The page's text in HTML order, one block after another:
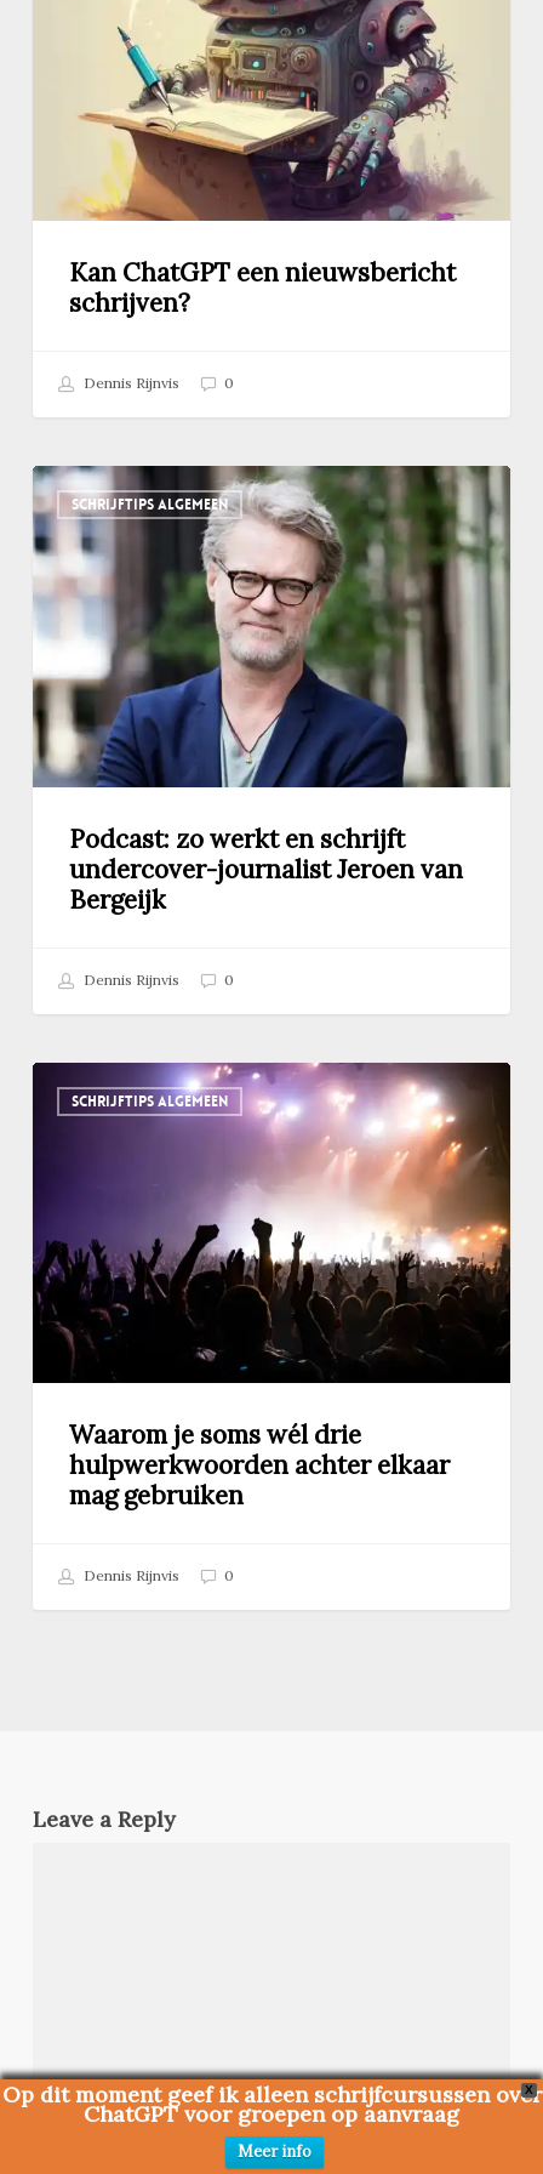
schrijven?
Kan ChatGPT een nieuwsbericht
schrijven?
Dennis Rijnvis 0
SCHRIJFTIPS ALGEMEEN
Podcast:
zo
werkt
en
schrijft
journalist
Jeroen
van
Bergeijk
Podcast: zo werkt en schrijft
undercover-journalist Jeroen van
Bergeijk
Dennis Rijnvis 0
SCHRIJFTIPS ALGEMEEN
hulpwerkwoorden
achter
elkaar
mag
gebruiken
Waarom je soms wél drie
hulpwerkwoorden achter elkaar
mag gebruiken
Dennis Rijnvis 0
Leave a Reply
X
Op dit moment geef ik alleen schrijfcursussen over
ChatGPT voor groepen op aanvraag
Meer info